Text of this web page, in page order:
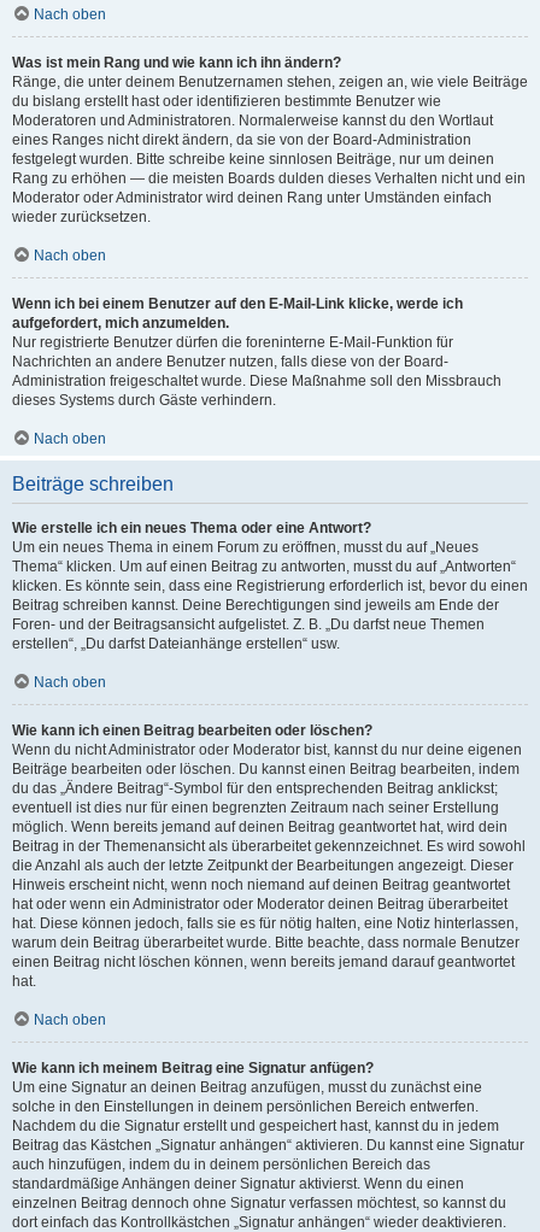
Nach oben
Was ist mein Rang und wie kann ich ihn ändern?
Ränge, die unter deinem Benutzernamen stehen, zeigen an, wie viele Beiträge
du bislang erstellt hast oder identifizieren bestimmte Benutzer wie
Moderatoren und Administratoren. Normalerweise kannst du den Wortlaut
eines Ranges nicht direkt ändern, da sie von der Board-Administration
festgelegt wurden. Bitte schreibe keine sinnlosen Beiträge, nur um deinen
Rang zu erhöhen — die meisten Boards dulden dieses Verhalten nicht und ein
Moderator oder Administrator wird deinen Rang unter Umständen einfach
wieder zurücksetzen.
Nach oben
Wenn ich bei einem Benutzer auf den E-Mail-Link klicke, werde ich
aufgefordert, mich anzumelden.
Nur registrierte Benutzer dürfen die foreninterne E-Mail-Funktion für
Nachrichten an andere Benutzer nutzen, falls diese von der Board-
Administration freigeschaltet wurde. Diese Maßnahme soll den Missbrauch
dieses Systems durch Gäste verhindern.
Nach oben
Beiträge schreiben
Wie erstelle ich ein neues Thema oder eine Antwort?
Um ein neues Thema in einem Forum zu eröffnen, musst du auf „Neues
Thema“ klicken. Um auf einen Beitrag zu antworten, musst du auf „Antworten“
klicken. Es könnte sein, dass eine Registrierung erforderlich ist, bevor du einen
Beitrag schreiben kannst. Deine Berechtigungen sind jeweils am Ende der
Foren- und der Beitragsansicht aufgelistet. Z. B. „Du darfst neue Themen
erstellen“, „Du darfst Dateianhänge erstellen“ usw.
Nach oben
Wie kann ich einen Beitrag bearbeiten oder löschen?
Wenn du nicht Administrator oder Moderator bist, kannst du nur deine eigenen
Beiträge bearbeiten oder löschen. Du kannst einen Beitrag bearbeiten, indem
du das „Ändere Beitrag“-Symbol für den entsprechenden Beitrag anklickst;
eventuell ist dies nur für einen begrenzten Zeitraum nach seiner Erstellung
möglich. Wenn bereits jemand auf deinen Beitrag geantwortet hat, wird dein
Beitrag in der Themenansicht als überarbeitet gekennzeichnet. Es wird sowohl
die Anzahl als auch der letzte Zeitpunkt der Bearbeitungen angezeigt. Dieser
Hinweis erscheint nicht, wenn noch niemand auf deinen Beitrag geantwortet
hat oder wenn ein Administrator oder Moderator deinen Beitrag überarbeitet
hat. Diese können jedoch, falls sie es für nötig halten, eine Notiz hinterlassen,
warum dein Beitrag überarbeitet wurde. Bitte beachte, dass normale Benutzer
einen Beitrag nicht löschen können, wenn bereits jemand darauf geantwortet
hat.
Nach oben
Wie kann ich meinem Beitrag eine Signatur anfügen?
Um eine Signatur an deinen Beitrag anzufügen, musst du zunächst eine
solche in den Einstellungen in deinem persönlichen Bereich entwerfen.
Nachdem du die Signatur erstellt und gespeichert hast, kannst du in jedem
Beitrag das Kästchen „Signatur anhängen“ aktivieren. Du kannst eine Signatur
auch hinzufügen, indem du in deinem persönlichen Bereich das
standardmäßige Anhängen deiner Signatur aktivierst. Wenn du einen
einzelnen Beitrag dennoch ohne Signatur verfassen möchtest, so kannst du
dort einfach das Kontrollkästchen „Signatur anhängen“ wieder deaktivieren.